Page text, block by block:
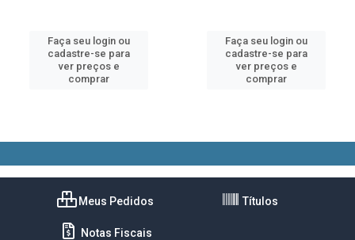
Faça seu login ou
cadastre-se para
ver preços e
comprar
Faça seu login ou
cadastre-se para
ver preços e
comprar
Meus Pedidos Títulos
Notas Fiscais